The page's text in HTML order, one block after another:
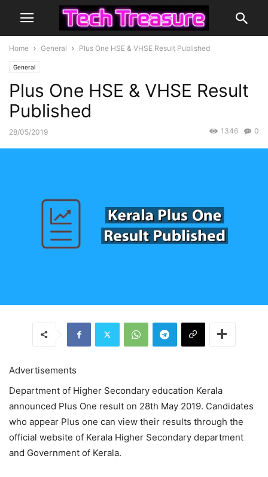
Home General Plus One HSE & VHSE Result Published
General
Plus One HSE & VHSE Result
Published
28/05/2019 0
1346
Advertisements
Department of Higher Secondary education Kerala
announced Plus One result on 28th May 2019. Candidates
who appear Plus one can view their results through the
official website of Kerala Higher Secondary department
and Government of Kerala.